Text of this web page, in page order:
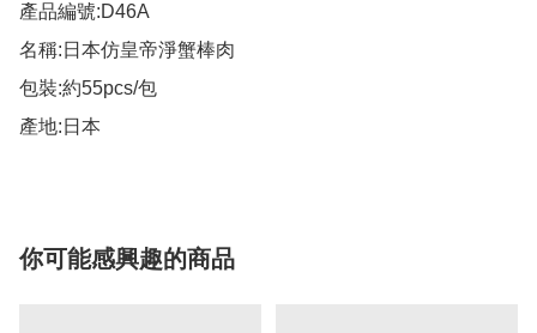
產品編號:D46A
名稱:日本仿皇帝淨蟹棒肉
包裝:約55pcs/包
產地:日本
你可能感興趣的商品